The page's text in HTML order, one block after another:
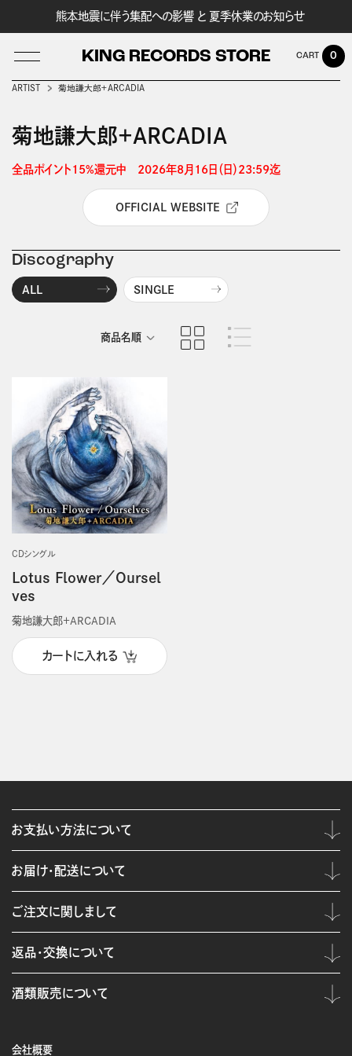
熊本地震に伴う集配への影響 と 夏季休業のお知らせ
KING RECORDS STORE 0
ARTIST 菊地謙大郎＋ARCADIA
菊地謙大郎＋ARCADIA
全品ポイント15%還元中　2026年8月16日（日）23:59迄
OFFICIAL WEBSITE
Discography
ALL SINGLE
商品名順
CDシングル
Lotus Flower／Oursel
ves
菊地謙大郎＋ARCADIA
カートに入れる
会社概要
お支払い方法について
お届け・配送について
ご注文に関しまして
返品・交換について
酒類販売について